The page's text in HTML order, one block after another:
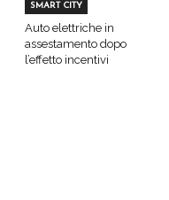
SMART CITY
Auto elettriche in
assestamento dopo
l’effetto incentivi